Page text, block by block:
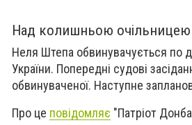
Над колишньою очільницею
Неля Штепа обвинувачується по
України. Попередні судові
обвинуваченої. Наступне
Про це повідомляє "Патріот